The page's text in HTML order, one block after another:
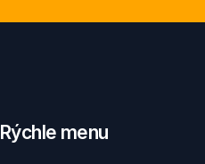
Rýchle menu